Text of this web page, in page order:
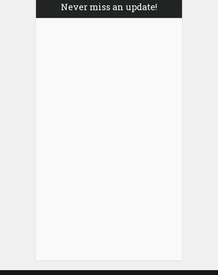
Never miss an update!